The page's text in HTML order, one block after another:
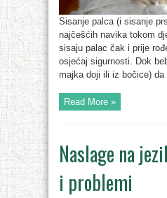
Sisanje palca (i sisanje
najčešćih navika tokom
sisaju palac čak i prije
osjećaj sigurnosti. Dok
majka doji ili iz bočice)
Read More »
Naslage na
i problemi